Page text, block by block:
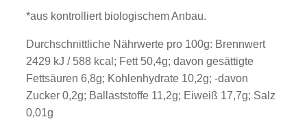
*aus kontrolliert biologischem Anbau.
Durchschnittliche Nährwerte pro 100g: Brennwert
2429 kJ / 588 kcal; Fett 50,4g; davon gesättigte
Fettsäuren 6,8g; Kohlenhydrate 10,2g; -davon
Zucker 0,2g; Ballaststoffe 11,2g; Eiweiß 17,7g; Salz
0,01g